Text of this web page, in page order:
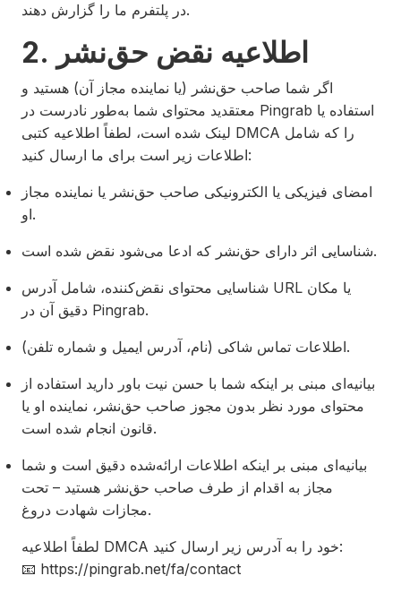
در پلتفرم ما را گزارش دهند.
2. اطلاعیه نقض حق‌نشر
اگر شما صاحب حق‌نشر (یا نماینده مجاز آن) هستید و
معتقدید محتوای شما به‌طور نادرست در Pingrab استفاده یا
لینک شده است، لطفاً اطلاعیه کتبی DMCA را که شامل
اطلاعات زیر است برای ما ارسال کنید:
امضا‌ی فیزیکی یا الکترونیکی صاحب حق‌نشر یا نماینده مجاز
او.
شناسایی اثر دارای حق‌نشر که ادعا می‌شود نقض شده است.
شناسایی محتوای نقض‌کننده، شامل آدرس URL یا مکان
دقیق آن در Pingrab.
اطلاعات تماس شاکی (نام، آدرس ایمیل و شماره تلفن).
بیانیه‌ای مبنی بر اینکه شما با حسن نیت باور دارید استفاده از
محتوای مورد نظر بدون مجوز صاحب حق‌نشر، نماینده او یا
قانون انجام شده است.
بیانیه‌ای مبنی بر اینکه اطلاعات ارائه‌شده دقیق است و شما
مجاز به اقدام از طرف صاحب حق‌نشر هستید – تحت
مجازات شهادت دروغ.
لطفاً اطلاعیه DMCA خود را به آدرس زیر ارسال کنید:
📧 https://pingrab.net/fa/contact